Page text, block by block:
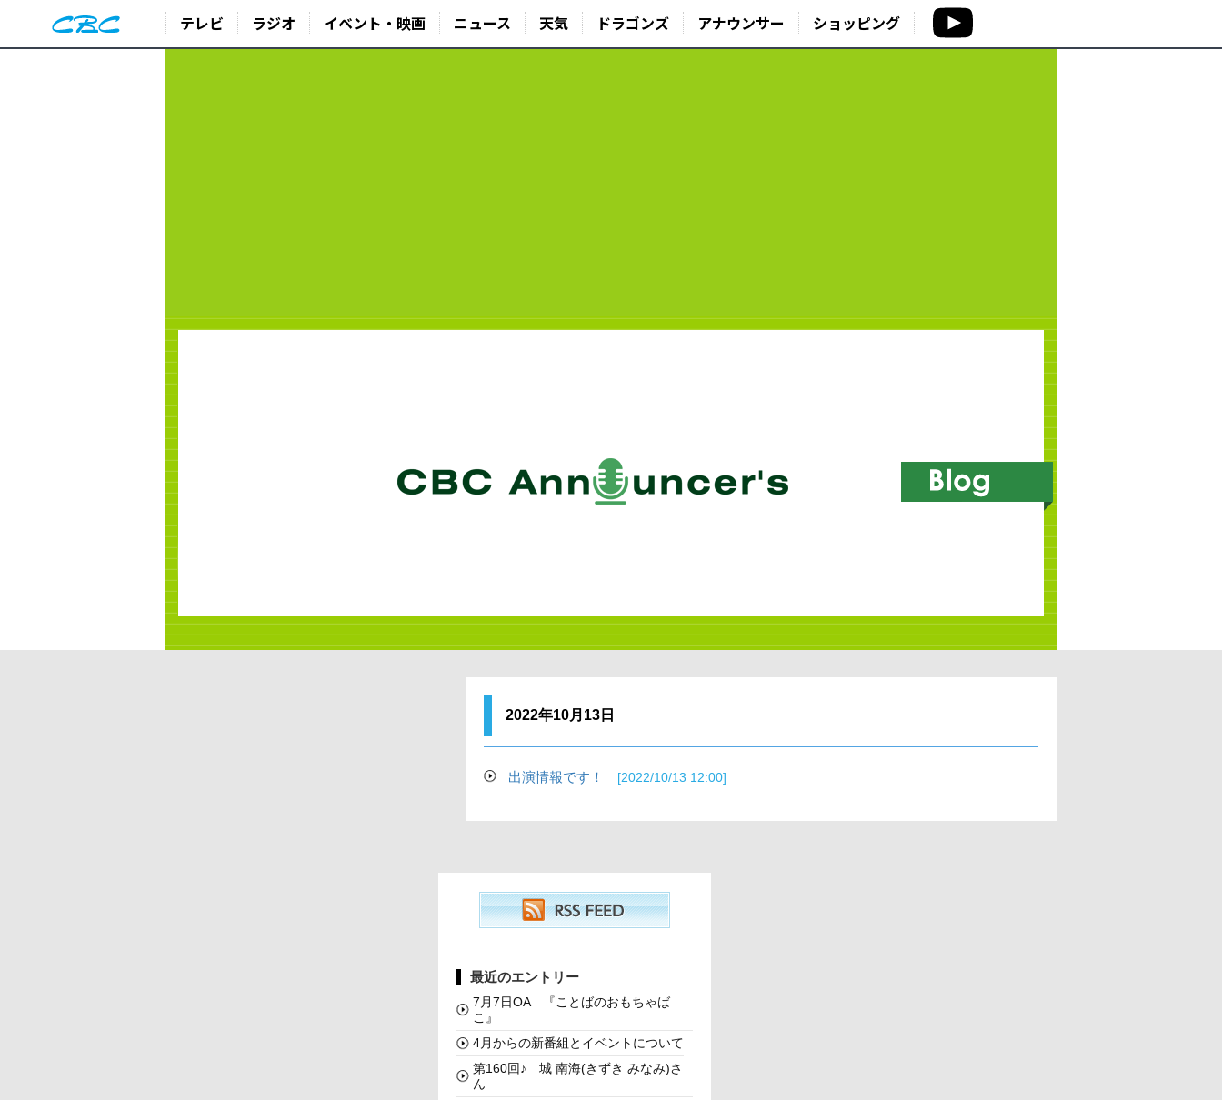
テレビ ラジオ イベント・映画 ニュース 天気 ドラゴンズ アナウンサー ショッピング
2022年10月13日
出演情報です！ [2022/10/13 12:00]
最近のエントリー
7月7日OA 『ことばのおもちゃば
こ』
4月からの新番組とイベントについて
第160回♪ 城 南海(きずき みなみ)さ
ん